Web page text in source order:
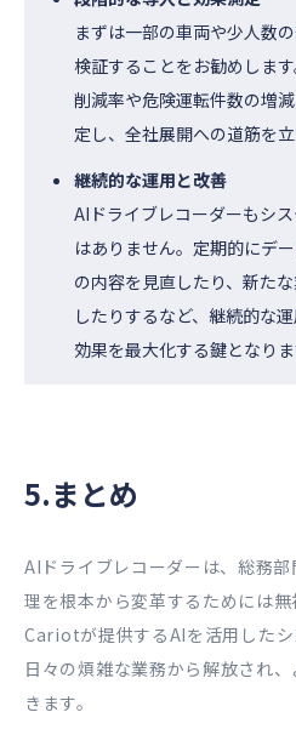
まずは一部の車両や少人数
検証することをお勧めしま
削減率や危険運転件数の増
定し、全社展開への道筋を立
継続的な運用と改善
AIドライブレコーダーもシ
はありません。定期的にデ
の内容を見直したり、新た
したりするなど、継続的な
効果を最大化する鍵となりま
5.まとめ
AIドライブレコーダーは、総務
理を根本から変革するためには無
Cariotが提供するAIを活用したシ
日々の煩雑な業務から解放され
きます。